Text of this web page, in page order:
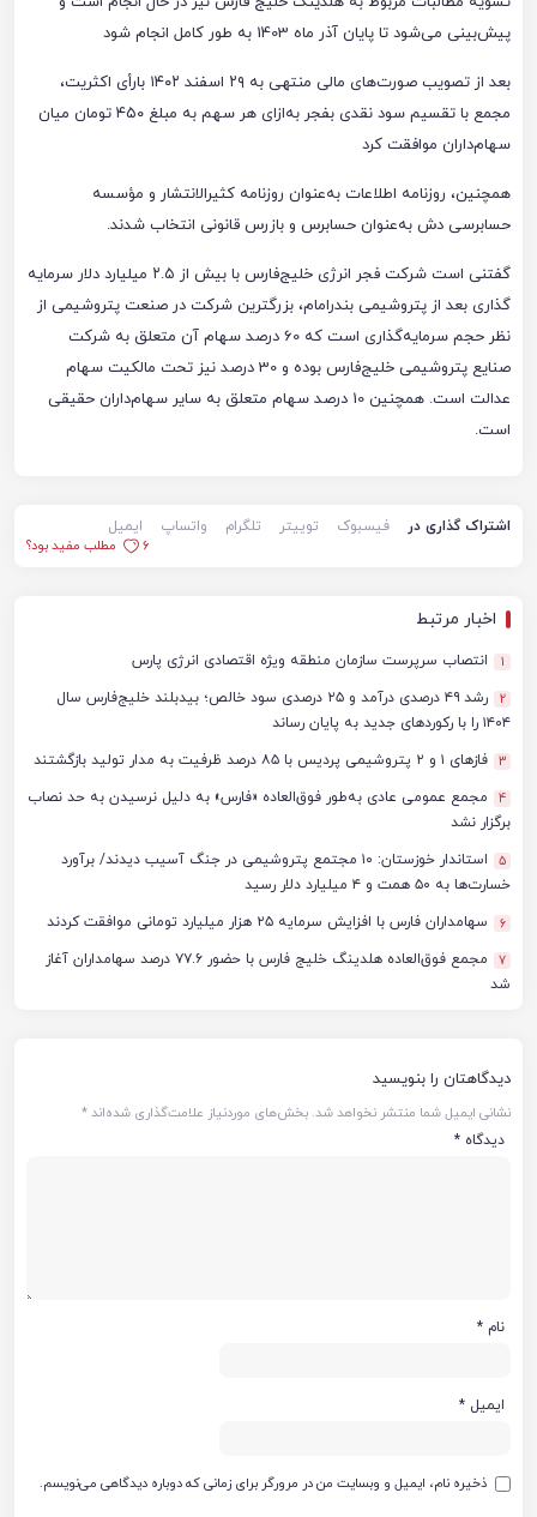
پیش‌بینی می‌شود تا پایان آذر ماه 1403 به طور کامل انجام شود
بعد از تصویب صورت‌های مالی منتهی به ۲۹ اسفند ۱۴۰۲ بارأی اکثریت،
مجمع با تقسیم سود نقدی بفجر به‌ازای هر سهم به مبلغ ۴۵۰ تومان میان
سهام‌داران موافقت کرد
همچنین، روزنامه اطلاعات به‌عنوان روزنامه کثیرالانتشار و مؤسسه
حسابرسی دش به‌عنوان حسابرس و بازرس قانونی انتخاب شدند.
گفتنی است شرکت فجر انرژی خلیج‌فارس با بیش از ۲.۵ میلیارد دلار سرمایه
گذاری بعد از پتروشیمی بندرامام، بزرگترین شرکت در صنعت پتروشیمی از
نظر حجم سرمایه‌گذاری است که 60 درصد سهام آن متعلق به شرکت
صنایع پتروشیمی خلیج‌فارس بوده و 30 درصد نیز تحت مالکیت سهام
عدالت است. همچنین 10 درصد سهام متعلق به سایر سهام‌داران حقیقی
است.
اشتراک گذاری در فیسبوک توییتر تلگرام واتساپ
ایمیل
6
مطلب مفید بود؟
اخبار مرتبط
1 انتصاب سرپرست سازمان منطقه ویژه اقتصادی انرژی پارس
2
رشد ۴۹ درصدی درآمد و ۲۵ درصدی سود خالص؛ بیدبلند خلیج‌فارس سال
۱۴۰۴ را با رکوردهای جدید به پایان رساند
3 فازهای ۱ و ۲ پتروشیمی پردیس با ۸۵ درصد ظرفیت به مدار تولید بازگشتند
4
مجمع عمومی عادی به‌طور فوق‌العاده «فارس» به دلیل نرسیدن به حد نصاب
برگزار نشد
5
استاندار خوزستان: ۱۰ مجتمع پتروشیمی در جنگ آسیب دیدند/ برآورد
خسارت‌ها به ۵۰ همت و ۴ میلیارد دلار رسید
6 سهامداران فارس با افزایش سرمایه ۲۵ هزار میلیارد تومانی موافقت کردند
7
مجمع فوق‌العاده هلدینگ خلیج فارس با حضور ۷۷.۶ درصد سهامداران آغاز
شد
دیدگاهتان را بنویسید
نشانی ایمیل شما منتشر نخواهد شد. بخش‌های موردنیاز علامت‌گذاری شده‌اند*
دیدگاه *
نام *
ایمیل *
ذخیره نام، ایمیل و وبسایت من در مرورگر برای زمانی که دوباره دیدگاهی می‌نویسم.